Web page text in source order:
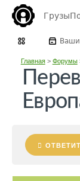
Грузы
Главная> Форумы